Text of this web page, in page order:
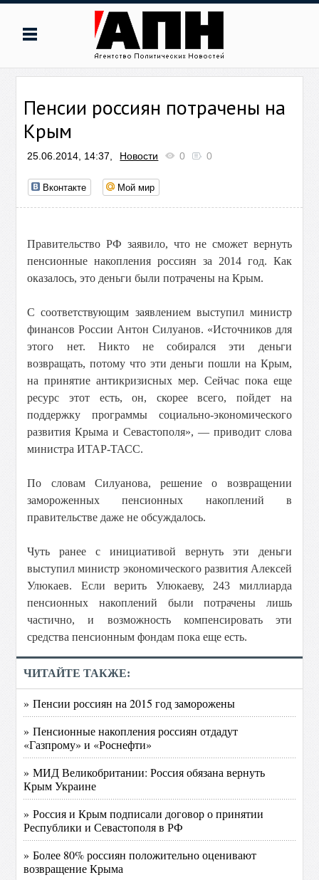
Пенсии россиян потрачены на
Крым
25.06.2014, 14:37, Новости 0 0
Вконтакте Мой мир
Правительство РФ заявило, что не сможет вернуть
пенсионные накопления россиян за 2014 год. Как
оказалось, это деньги были потрачены на Крым.
С соответствующим заявлением выступил министр
финансов России Антон Силуанов. «Источников для
этого нет. Никто не собирался эти деньги
возвращать, потому что эти деньги пошли на Крым,
на принятие антикризисных мер. Сейчас пока еще
ресурс этот есть, он, скорее всего, пойдет на
поддержку программы социально-экономического
развития Крыма и Севастополя», — приводит слова
министра ИТАР-ТАСС.
По словам Силуанова, решение о возвращении
замороженных пенсионных накоплений в
правительстве даже не обсуждалось.
Чуть ранее с инициативой вернуть эти деньги
выступил министр экономического развития Алексей
Улюкаев. Если верить Улюкаеву, 243 миллиарда
пенсионных накоплений были потрачены лишь
частично, и возможность компенсировать эти
средства пенсионным фондам пока еще есть.
ЧИТАЙТЕ ТАКЖЕ:
» Пенсии россиян на 2015 год заморожены
» Пенсионные накопления россиян отдадут
«Газпрому» и «Роснефти»
» МИД Великобритании: Россия обязана вернуть
Крым Украине
» Россия и Крым подписали договор о принятии
Республики и Севастополя в РФ
» Более 80% россиян положительно оценивают
возвращение Крыма